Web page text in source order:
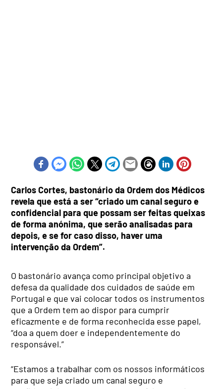
Carlos Cortes, bastonário da Ordem dos Médicos
revela que está a ser “criado um canal seguro e
confidencial para que possam ser feitas queixas
de forma anónima, que serão analisadas para
depois, e se for caso disso, haver uma
intervenção da Ordem”.
O bastonário avança como principal objetivo a
defesa da qualidade dos cuidados de saúde em
Portugal e que vai colocar todos os instrumentos
que a Ordem tem ao dispor para cumprir
eficazmente e de forma reconhecida esse papel,
“doa a quem doer e independentemente do
responsável.”
“Estamos a trabalhar com os nossos informáticos
para que seja criado um canal seguro e